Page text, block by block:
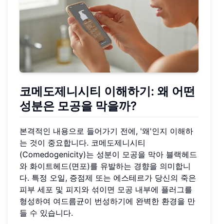
코메도제니시티 이해하기: 왜 어떤
성분은 모공을 막을까?
본격적인 내용으로 들어가기 전에, '왜'인지 이해하
는 것이 중요합니다. 코메도제니시티
(Comedogenicity)는 성분이 모공을 막아 블랙헤드
와 화이트헤드(면포)를 유발하는 경향을 의미합니
다. 특정 오일, 증점제 또는 에스테르가 당신의 죽은
피부 세포 및 피지와 섞이면 모공 내부에 플러그를
형성하여 여드름균이 번성하기에 완벽한 환경을 만
들 수 있습니다.